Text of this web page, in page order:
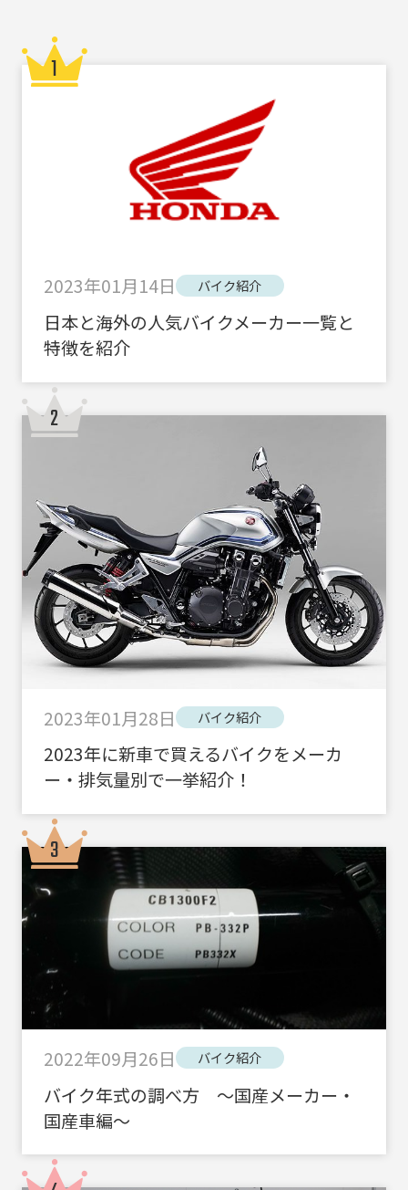
2023年01月14日 バイク紹介
日本と海外の人気バイクメーカー一覧と
特徴を紹介
2023年01月28日 バイク紹介
2023年に新車で買えるバイクをメーカ
ー・排気量別で一挙紹介！
2022年09月26日 バイク紹介
バイク年式の調べ方 ～国産メーカー・
国産車編～